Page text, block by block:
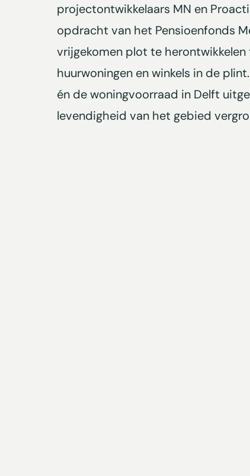
projectontwikkelaars MN en
opdracht van het Pensioenfonds
vrijgekomen plot te
huurwoningen en winkels in de
én de woningvoorraad in Delft
levendigheid van het gebied